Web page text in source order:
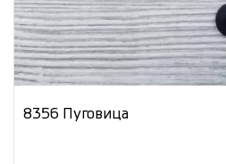
8356 Пуговица